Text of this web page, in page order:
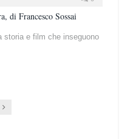
di Francesco Sossai
storia e film che inseguono
Succ.